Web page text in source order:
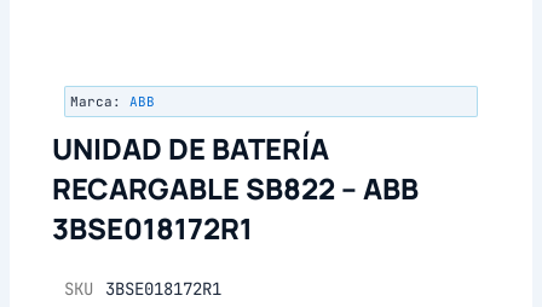
Marca: ABB
UNIDAD DE BATERÍA
RECARGABLE SB822 – ABB
3BSE018172R1
SKU 3BSE018172R1